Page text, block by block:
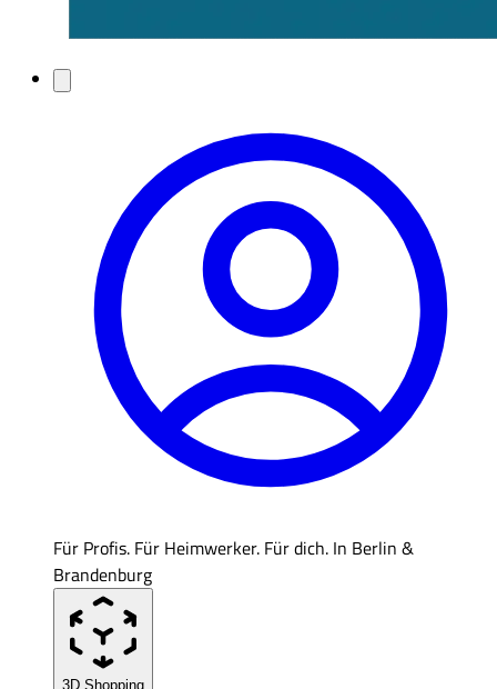
Für Profis. Für Heimwerker. Für dich. In Berlin &
Brandenburg
3D Shopping